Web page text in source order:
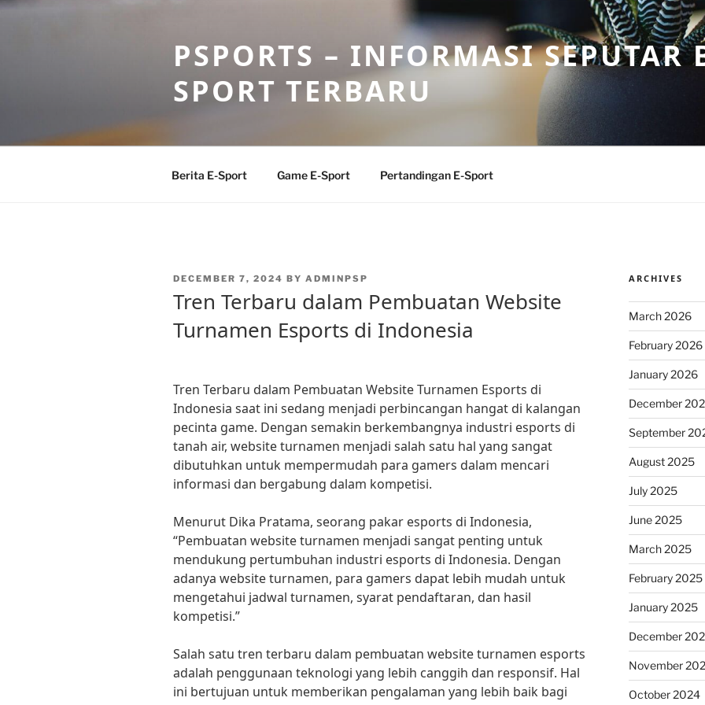
Skip
PSPORTS – INFORMASI SEPUTAR
SPORT TERBARU
Berita E-Sport Game E-Sport Pertandingan E-Sport
POSTED
DECEMBER 7, 2024 BY ADMINPSP
Tren Terbaru dalam Pembuatan Website
Turnamen Esports di Indonesia
Tren Terbaru dalam Pembuatan Website Turnamen Esports di
Indonesia saat ini sedang menjadi perbincangan hangat di kalangan
pecinta game. Dengan semakin berkembangnya industri esports di
tanah air, website turnamen menjadi salah satu hal yang sangat
dibutuhkan untuk mempermudah para gamers dalam mencari
informasi dan bergabung dalam kompetisi.
Menurut Dika Pratama, seorang pakar esports di Indonesia,
“Pembuatan website turnamen menjadi sangat penting untuk
mendukung pertumbuhan industri esports di Indonesia. Dengan
adanya website turnamen, para gamers dapat lebih mudah untuk
mengetahui jadwal turnamen, syarat pendaftaran, dan hasil
kompetisi.”
Salah satu tren terbaru dalam pembuatan website turnamen esports
adalah penggunaan teknologi yang lebih canggih dan responsif. Hal
ini bertujuan untuk memberikan pengalaman yang lebih baik bagi
ARCHIVES
March 2026
February 2026
January 2026
December
September
August 2025
July 2025
June 2025
March 2025
February 2025
January 2025
December
November
October 2024